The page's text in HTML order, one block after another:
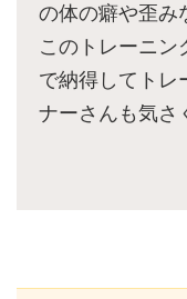
の体の癖や歪み
このトレーニン
で納得してトレ
ナーさんも気さ